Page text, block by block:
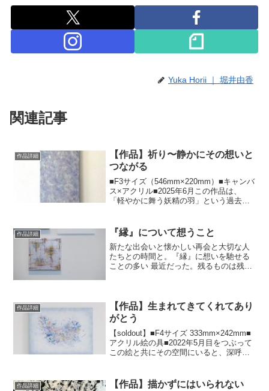
Yuka Horii ｜ 堀井由香
関連記事
作品詳細
【作品】祈り〜静かにその想いと
つながる
⁡■F3サイズ（546mm×220mm）■キャンバ
ス×アクリル■2025年6月この作品は、
「軽やかに舞う妖精の羽」という過去の
を経たことでの考察はこちらこの数年た
くさ...
作品詳細 『縁』について想うこと
新たな出会いと懐かしい再会と大切な人
たちとの時間と。『縁』に想いを馳せる
ことの多い 最近だった。残るものは残る
ることもある。そこから始...
作品詳細
【作品】生まれてきてくれてあり
がとう
【soldout】⁡■F4サイズ 333mm×242mm■
アクリル絵の具■2022年5月⁡目をつぶって
この絵と共にその空間にいると、深呼吸
そんなエネルギーが込められてい...
作品詳細 【作品】描かずにはいられない